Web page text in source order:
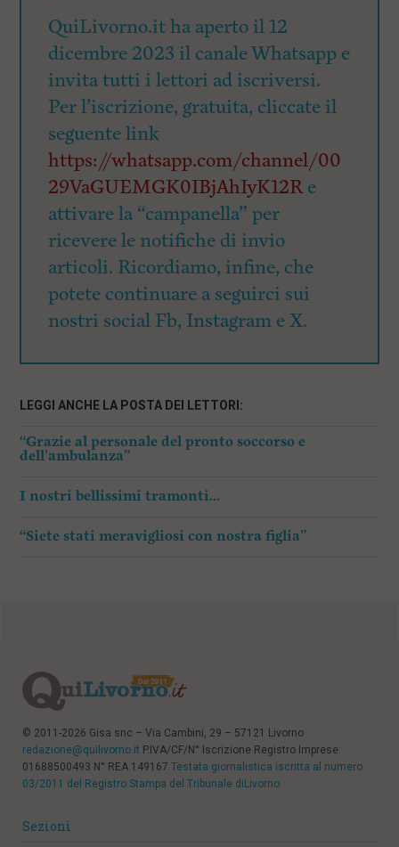
QuiLivorno.it ha aperto il 12
dicembre 2023 il canale Whatsapp e
invita tutti i lettori ad iscriversi.
Per l’iscrizione, gratuita, cliccate il
seguente link
https://whatsapp.com/channel/00
29VaGUEMGK0IBjAhIyK12Re
attivare la “campanella” per
ricevere le notifiche di invio
articoli. Ricordiamo, infine, che
potete continuare a seguirci sui
nostri social Fb, Instagram e X.
LEGGI ANCHE LA POSTA DEI LETTORI:
“Grazie al personale del pronto soccorso e
dell’ambulanza”
I nostri bellissimi tramonti…
“Siete stati meravigliosi con nostra figlia”
© 2011-2026 Gisa snc – Via Cambini, 29 – 57121 Livorno
redazione@quilivorno.it P.IVA/CF/N° Iscrizione Registro Imprese:
01688500493 N° REA 149167 Testata giornalistica iscritta al numero
03/2011 del Registro Stampa del Tribunale diLivorno
Sezioni